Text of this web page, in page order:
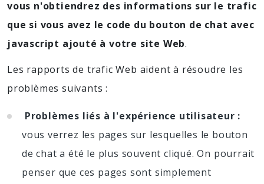
vous n'obtiendrez des informations sur le trafic
que si vous avez le code du bouton de chat avec
javascript ajouté à votre site Web.
Les rapports de trafic Web aident à résoudre les
problèmes suivants :
Problèmes liés à l'expérience utilisateur :
vous verrez les pages sur lesquelles le bouton
de chat a été le plus souvent cliqué. On pourrait
penser que ces pages sont simplement